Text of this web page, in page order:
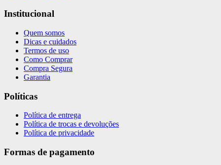
Institucional
Quem somos
Dicas e cuidados
Termos de uso
Como Comprar
Compra Segura
Garantia
Políticas
Política de entrega
Política de trocas e devoluções
Política de privacidade
Formas de pagamento